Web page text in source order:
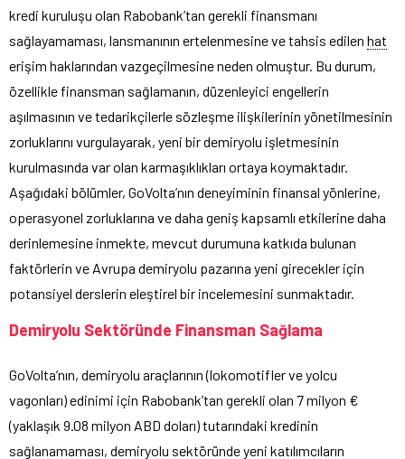
kredi kuruluşu olan Rabobank’tan gerekli finansmanı
sağlayamaması, lansmanının ertelenmesine ve tahsis edilen hat
erişim haklarından vazgeçilmesine neden olmuştur. Bu durum,
özellikle finansman sağlamanın, düzenleyici engellerin
aşılmasının ve tedarikçilerle sözleşme ilişkilerinin yönetilmesinin
zorluklarını vurgulayarak, yeni bir demiryolu işletmesinin
kurulmasında var olan karmaşıklıkları ortaya koymaktadır.
Aşağıdaki bölümler, GoVolta’nın deneyiminin finansal yönlerine,
operasyonel zorluklarına ve daha geniş kapsamlı etkilerine daha
derinlemesine inmekte, mevcut durumuna katkıda bulunan
faktörlerin ve Avrupa demiryolu pazarına yeni girecekler için
potansiyel derslerin eleştirel bir incelemesini sunmaktadır.
Demiryolu Sektöründe Finansman Sağlama
GoVolta’nın, demiryolu araçlarının (lokomotifler ve yolcu
vagonları) edinimi için Rabobank’tan gerekli olan 7 milyon €
(yaklaşık 9.08 milyon ABD doları) tutarındaki kredinin
sağlanamaması, demiryolu sektöründe yeni katılımcıların